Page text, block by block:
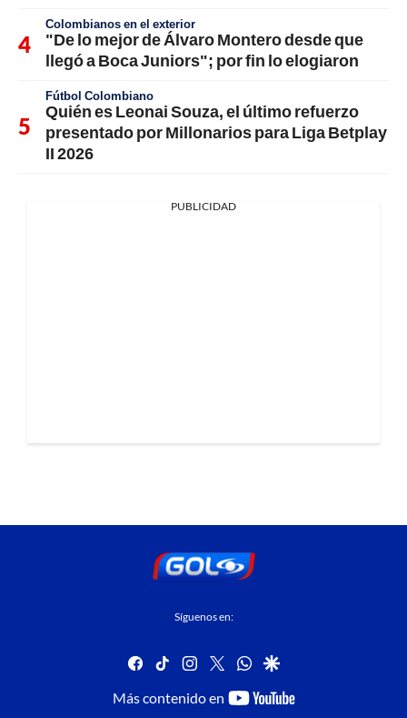
Colombianos en el exterior
"De lo mejor de Álvaro Montero desde que
llegó a Boca Juniors"; por fin lo elogiaron
Fútbol Colombiano
Quién es Leonai Souza, el último refuerzo
presentado por Millonarios para Liga Betplay
II 2026
PUBLICIDAD
Síguenos en:
facebook
tiktok instagram
twitterwhatsapp
google
Más contenido en
youtube-